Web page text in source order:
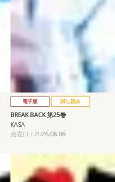
電子版 試し読み
BREAK BACK 第25巻
KASA
発売日：2026.08.06